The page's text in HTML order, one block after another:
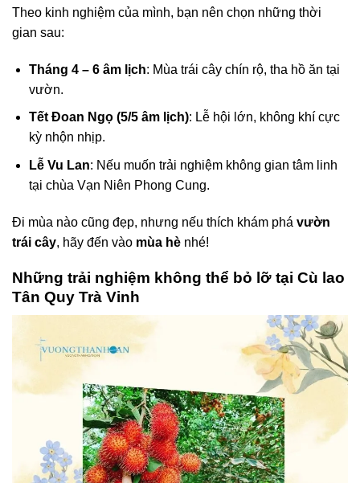
Theo kinh nghiệm của mình, bạn nên chọn những thời
gian sau:
Tháng 4 – 6 âm lịch: Mùa trái cây chín rộ, tha hồ ăn tại
vườn.
Tết Đoan Ngọ (5/5 âm lịch): Lễ hội lớn, không khí cực
kỳ nhộn nhịp.
Lễ Vu Lan: Nếu muốn trải nghiệm không gian tâm linh
tại chùa Vạn Niên Phong Cung.
Đi mùa nào cũng đẹp, nhưng nếu thích khám phá vườn
trái cây, hãy đến vào mùa hè nhé!
Những trải nghiệm không thể bỏ lỡ tại Cù lao
Tân Quy Trà Vinh